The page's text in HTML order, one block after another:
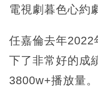
電視劇暮色心約
任嘉倫去年2022
下了非常好的成
3800w+播放量。